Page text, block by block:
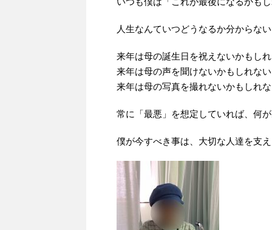
人生なんていつどうなるか分からな
来年は母の誕生日を祝えないかもし
来年は母の声を聞けないかもしれな
来年は母の写真を撮れないかもしれ
常に「最悪」を想定していれば、何
僕が今すべき事は、大切な人達を支